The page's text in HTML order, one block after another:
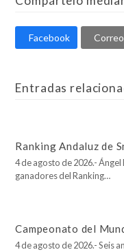
Facebook
Entradas
Ranking Andaluz de
4 de agosto de 2026.-
ganadores del Ranking…
Campeonato del
4 de agosto de 2026.- Seis